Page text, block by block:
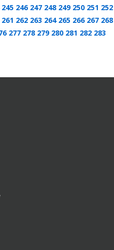
245 246 247 248 249 250 251 252
261 262 263 264 265 266 267 268
277 278 279 280 281 282 283